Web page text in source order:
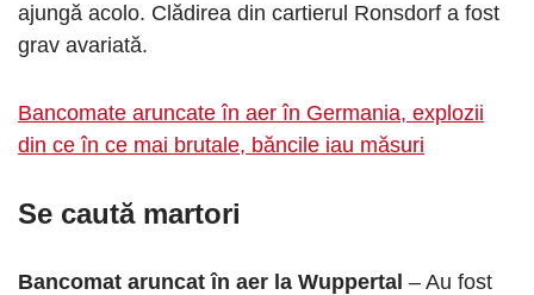
ajungă acolo. Clădirea din cartierul Ronsdorf a fost
grav avariată.
Bancomate aruncate în aer în Germania, explozii
din ce în ce mai brutale, băncile iau măsuri
Se caută martori
Bancomat aruncat în aer la Wuppertal – Au fost